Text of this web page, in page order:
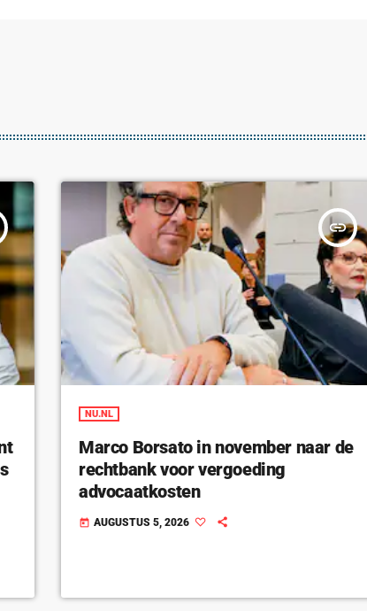
insert_link
NU.NL
Marco Borsato in november naar de
rechtbank voor vergoeding
advocaatkosten
today AUGUSTUS 5, 2026